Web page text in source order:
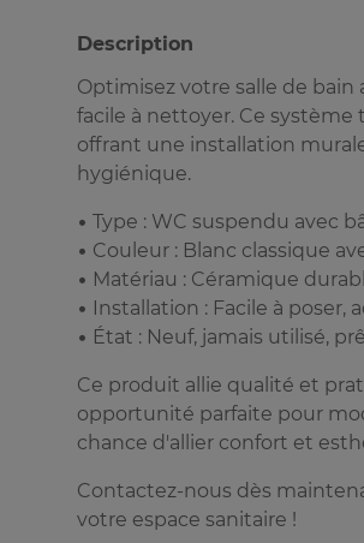
Description
Optimisez votre salle de
facile à nettoyer. Ce
offrant une installation
hygiénique.
• Type : WC suspendu avec
• Couleur : Blanc classique
• Matériau : Céramique
• Installation : Facile à
• État : Neuf, jamais utilisé,
Ce produit allie qualité et
opportunité parfaite pour
chance d'allier confort et
Contactez-nous dès
votre espace sanitaire !